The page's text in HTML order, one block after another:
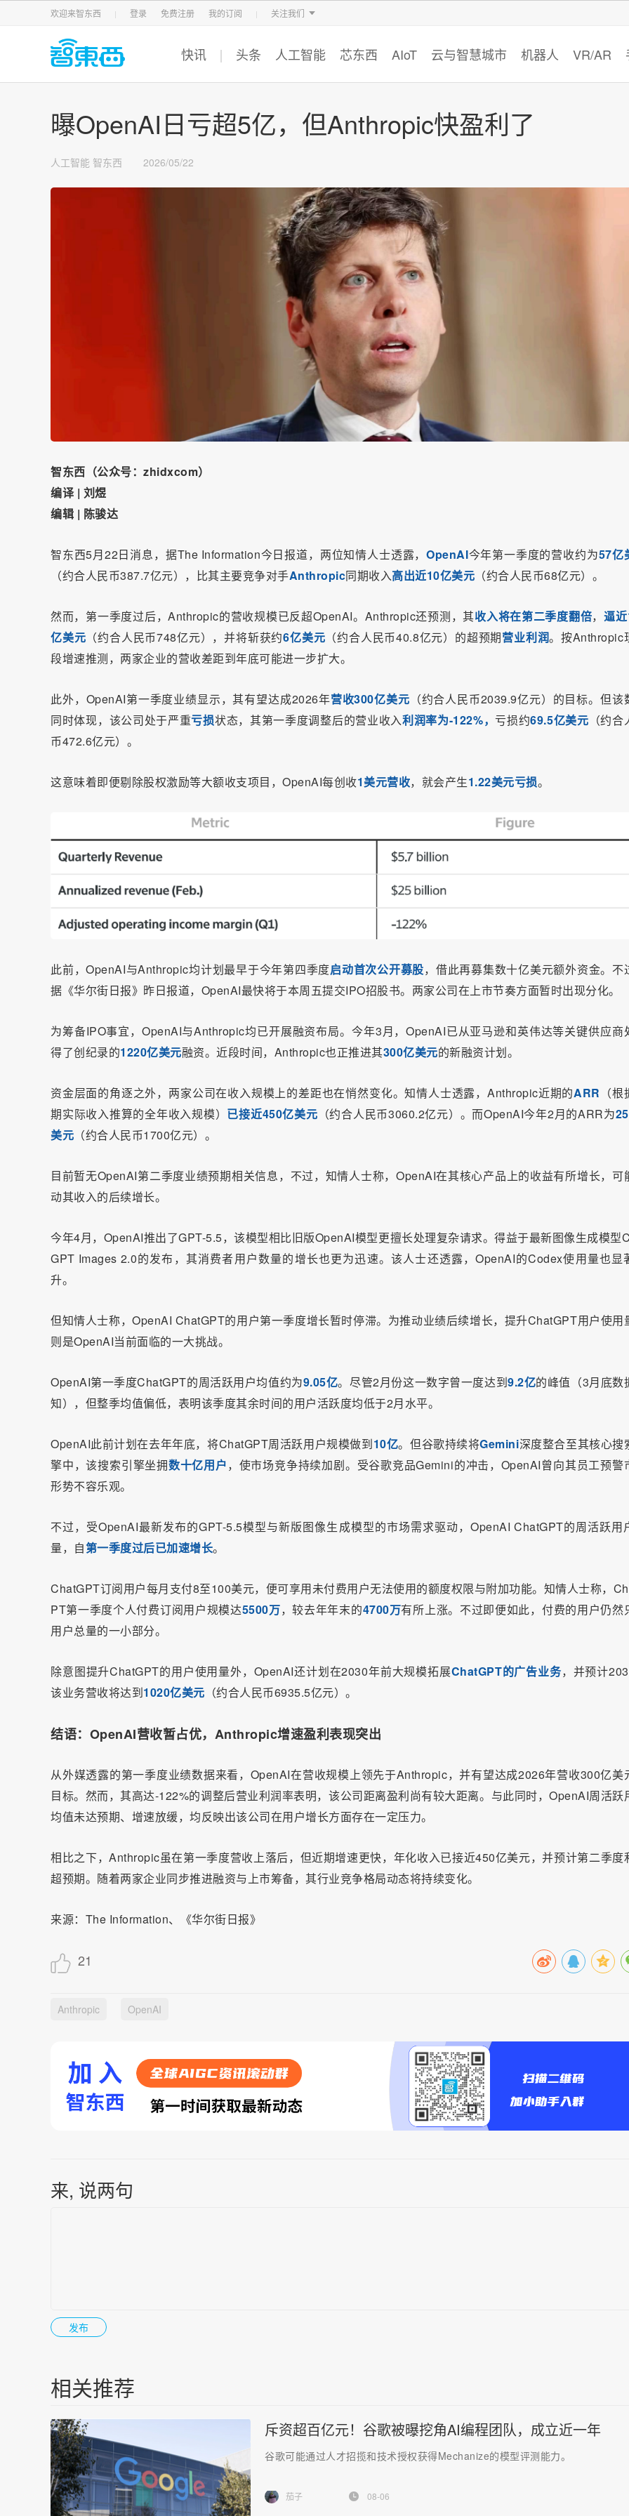
欢迎来智东西 登录 免费注册 我的订阅 关注我们
智东西 车东西 芯东西 智猩猩
快讯 头条 人工智能 芯东西 AIoT 云与智慧城市 机器人 VR/AR
曝OpenAI日亏超5亿，但Anthropic快盈利了
人工智能 智东西 2026/05/22
智东西（公众号：zhidxcom）
编译 | 刘煜
编辑 | 陈骏达
智东西5月22日消息，据The Information今日报道，两位知情人士透露，OpenAI今年第一季度的营收约为57亿
（约合人民币387.7亿元），比其主要竞争对手Anthropic同期收入高出近10亿美元 （约合人民币68亿元）。
然而，第一季度过后，Anthropic的营收规模已反超OpenAI。Anthropic还预测，其收入将在第二季度翻倍，逼
亿美元 （约合人民币748亿元），并将斩获约6亿美元 （约合人民币40.8亿元）的超预期营业利润。按Anthropic
段增速推测，两家企业的营收差距到年底可能进一步扩大。
此外，OpenAI第一季度业绩显示，其有望达成2026年营收300亿美元 （约合人民币2039.9亿元）的目标。但该
同时体现，该公司处于严重亏损状态，其第一季度调整后的营业收入利润率为-122%，亏损约69.5亿美元 （约
币472.6亿元）。
这意味着即便剔除股权激励等大额收支项目，OpenAI每创收1美元营收，就会产生1.22美元亏损。
此前，OpenAI与Anthropic均计划最早于今年第四季度启动首次公开募股，借此再募集数十亿美元额外资金。不
据《华尔街日报》昨日报道，OpenAI最快将于本周五提交IPO招股书。两家公司在上市节奏方面暂时出现分化。
为筹备IPO事宜，OpenAI与Anthropic均已开展融资布局。今年3月，OpenAI已从亚马逊和英伟达等关键供应商
得了创纪录的1220亿美元融资。近段时间，Anthropic也正推进其300亿美元的新融资计划。
资金层面的角逐之外，两家公司在收入规模上的差距也在悄然变化。知情人士透露，Anthropic近期的ARR （
期实际收入推算的全年收入规模） 已接近450亿美元 （约合人民币3060.2亿元）。而OpenAI今年2月的ARR为
美元 （约合人民币1700亿元）。
目前暂无OpenAI第二季度业绩预期相关信息，不过，知情人士称，OpenAI在其核心产品上的收益有所增长，可
动其收入的后续增长。
今年4月，OpenAI推出了GPT-5.5，该模型相比旧版OpenAI模型更擅长处理复杂请求。得益于最新图像生成模型
GPT Images 2.0的发布，其消费者用户数量的增长也更为迅速。该人士还透露，OpenAI的Codex使用量也显
升。
但知情人士称，OpenAI ChatGPT的用户第一季度增长暂时停滞。为推动业绩后续增长，提升ChatGPT用户使用
则是OpenAI当前面临的一大挑战。
OpenAI第一季度ChatGPT的周活跃用户均值约为9.05亿。尽管2月份这一数字曾一度达到9.2亿的峰值（3月底数
知），但整季均值偏低，表明该季度其余时间的用户活跃度均低于2月水平。
OpenAI此前计划在去年年底，将ChatGPT周活跃用户规模做到10亿。但谷歌持续将Gemini深度整合至其核心搜
擎中，该搜索引擎坐拥数十亿用户，使市场竞争持续加剧。受谷歌竞品Gemini的冲击，OpenAI曾向其员工预警
形势不容乐观。
不过，受OpenAI最新发布的GPT-5.5模型与新版图像生成模型的市场需求驱动，OpenAI ChatGPT的周活跃用
量，自第一季度过后已加速增长。
ChatGPT订阅用户每月支付8至100美元，便可享用未付费用户无法使用的额度权限与附加功能。知情人士称，
PT第一季度个人付费订阅用户规模达5500万，较去年年末的4700万有所上涨。不过即便如此，付费的用户仍然
用户总量的一小部分。
除意图提升ChatGPT的用户使用量外，OpenAI还计划在2030年前大规模拓展ChatGPT的广告业务，并预计
该业务营收将达到1020亿美元 （约合人民币6935.5亿元）。
结语：OpenAI营收暂占优，Anthropic增速盈利表现突出
从外媒透露的第一季度业绩数据来看，OpenAI在营收规模上领先于Anthropic，并有望达成2026年营收300亿美
目标。然而，其高达-122%的调整后营业利润率表明，该公司距离盈利尚有较大距离。与此同时，OpenAI周活跃
均值未达预期、增速放缓，均反映出该公司在用户增长方面存在一定压力。
相比之下，Anthropic虽在第一季度营收上落后，但近期增速更快，年化收入已接近450亿美元，并预计第二季度
超预期。随着两家企业同步推进融资与上市筹备，其行业竞争格局动态将持续变化。
来源：The Information、《华尔街日报》
21
Anthropic OpenAI
来, 说两句
相关推荐
斥资超百亿元！谷歌被曝挖角AI编程团队，成立近一年
谷歌可能通过人才招揽和技术授权获得Mechanize的模型评测能力。
茄子 08-06